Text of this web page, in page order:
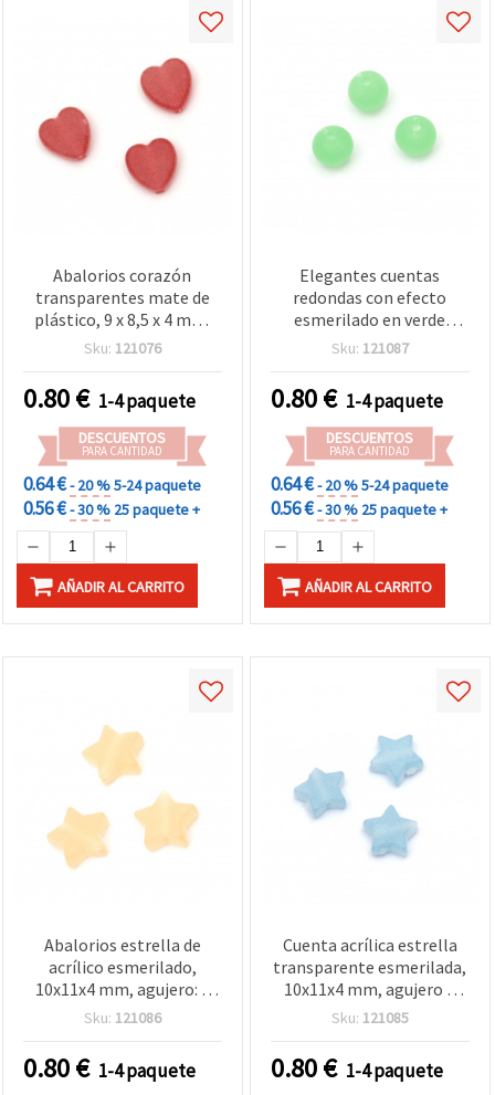
Abalorios corazón
transparentes mate de
plástico, 9 x 8,5 x 4 mm,
agujero: 2 mm, rojo mate
Sku: 121076
0.80€ 1-4 paquete
DESCUENTOS
PARA CANTIDAD
0.64 €- 20 %5-24 paquete
0.56 €- 30 % 25 paquete +
AÑADIR AL CARRITO
Elegantes cuentas
redondas con efecto
esmerilado en verde
translúcido mate, 8 mm,
uds) – Separadores
decorativos para bisutería
y manualidades
Sku: 121087
0.80€ 1-4 paquete
DESCUENTOS
PARA CANTIDAD
0.64 €- 20 %5-24 paquete
0.56 €- 30 % 25 paquete +
AÑADIR AL CARRITO
Abalorios estrella de
acrílico esmerilado,
10x11x4 mm, agujero: 2
mm, naranja mate - 20 g ~
Sku: 121086
0.80€ 1-4 paquete
Cuenta acrílica estrella
transparente esmerilada,
10x11x4 mm, agujero 2
mm, azul claro - 20 g
Sku: 121085
0.80€ 1-4 paquete